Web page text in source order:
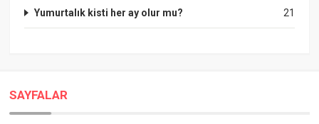
21
Yumurtalık kisti her ay olur mu?
SAYFALAR